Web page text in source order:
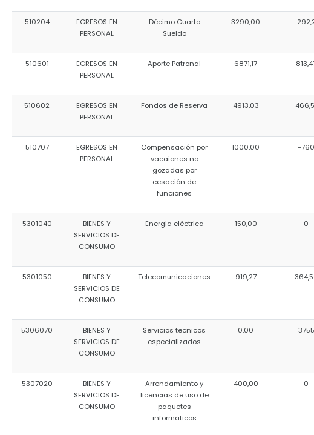
510204
EGRESOS EN
PERSONAL
Décimo Cuarto
Sueldo
3290,00
510601
EGRESOS EN
PERSONAL
Aporte Patronal 6871,17
510602
EGRESOS EN
PERSONAL
Fondos de Reserva 4913,03
510707
EGRESOS EN
PERSONAL
Compensación por
vacaiones no
gozadas por
cesación de
funciones
1000,00 -760
5301040
BIENES Y
SERVICIOS DE
CONSUMO
Energia eléctrica 150,00 0
5301050
BIENES Y
SERVICIOS DE
CONSUMO
Telecomunicaciones 919,27
5306070
BIENES Y
SERVICIOS DE
CONSUMO
Servicios tecnicos
especializados
0,00 3755
5307020
BIENES Y
SERVICIOS DE
CONSUMO
Arrendamiento y
licencias de uso de
paquetes
informaticos
400,00 0